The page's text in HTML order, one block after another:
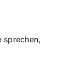
sprechen,